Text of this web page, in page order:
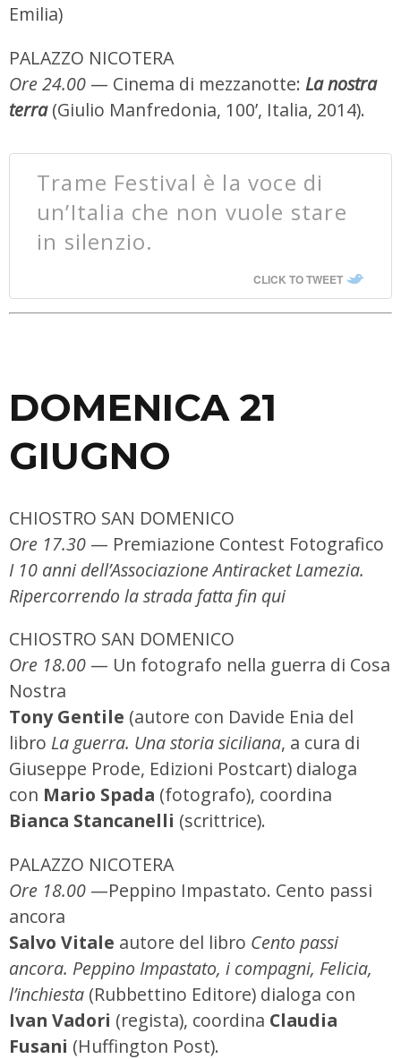
Emilia)
PALAZZO NICOTERA
Ore 24.00 — Cinema di mezzanotte: La nostra
terra(Giulio Manfredonia, 100’, Italia, 2014).
Trame Festival è la voce di
un’Italia che non vuole stare
in silenzio.
CLICK TO TWEET
DOMENICA 21
GIUGNO
CHIOSTRO SAN DOMENICO
Ore 17.30 — Premiazione Contest Fotografico
I 10 anni dell’Associazione Antiracket Lamezia.
Ripercorrendo la strada fatta fin qui
CHIOSTRO SAN DOMENICO
Ore 18.00 — Un fotografo nella guerra di Cosa
Nostra
Tony Gentile (autore con Davide Enia del
libro La guerra. Una storia siciliana, a cura di
Giuseppe Prode, Edizioni Postcart) dialoga
con Mario Spada (fotografo), coordina
Bianca Stancanelli (scrittrice).
PALAZZO NICOTERA
Ore 18.00 —Peppino Impastato. Cento passi
ancora
Salvo Vitale autore del libro Cento passi
ancora. Peppino Impastato, i compagni, Felicia,
l’inchiesta (Rubbettino Editore) dialoga con
Ivan Vadori (regista), coordina Claudia
Fusani (Huffington Post).